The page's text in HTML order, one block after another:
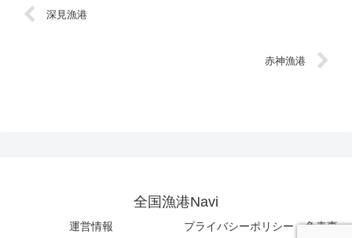
深見漁港
赤神漁港
全国漁港Navi
運営情報 プライバシーポリシー・免責事